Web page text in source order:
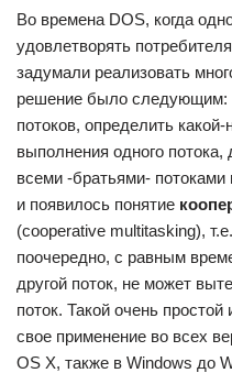
Во времена DOS, когда
удовлетворять
задумали реализовать
решение было следующим:
потоков, определить
выполнения одного
всеми -братьями-
и появилось понятие
(cooperative multitasking),
поочередно, с равным
другой поток, не может
поток. Такой очень
свое применение во всех
OS X, также в Windows до